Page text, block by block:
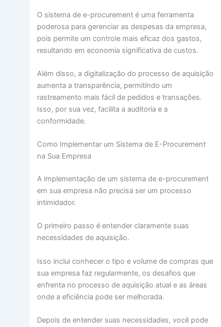
O sistema de e-procurement é uma ferramenta
poderosa para gerenciar as despesas da empresa,
pois permite um controle mais eficaz dos gastos,
resultando em economia significativa de custos.
Além disso, a digitalização do processo de aquisição
aumenta a transparência, permitindo um
rastreamento mais fácil de pedidos e transações.
Isso, por sua vez, facilita a auditoria e a
conformidade.
Como Implementar um Sistema de E-Procurement
na Sua Empresa
A implementação de um sistema de e-procurement
em sua empresa não precisa ser um processo
intimidador.
O primeiro passo é entender claramente suas
necessidades de aquisição.
Isso inclui conhecer o tipo e volume de compras que
sua empresa faz regularmente, os desafios que
enfrenta no processo de aquisição atual e as áreas
onde a eficiência pode ser melhorada.
Depois de entender suas necessidades, você pode